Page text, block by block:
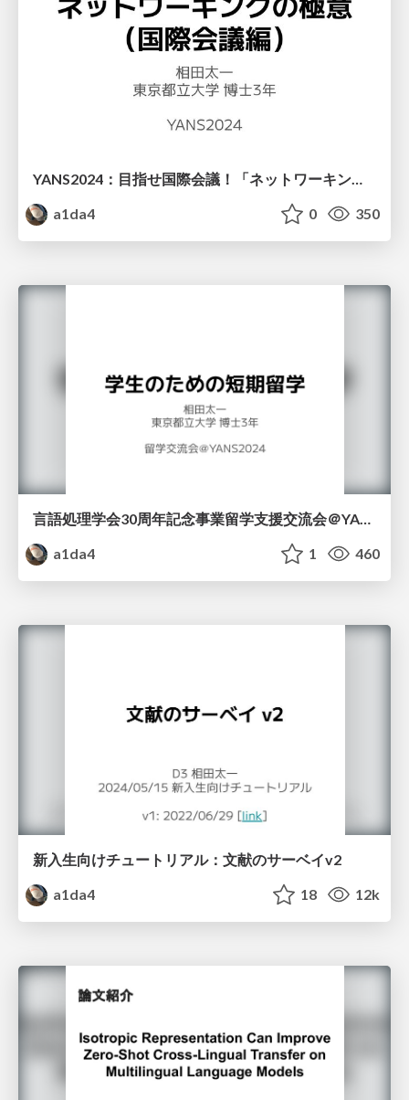
YANS2024：目指せ国際会議！「ネットワーキングの極意（国際会議編）」
a1da4
0 350
言語処理学会30周年記念事業留学支援交流会＠YANS2024：「学生のための短期留学」
a1da4
1 460
新入生向けチュートリアル：文献のサーベイv2
a1da4
18 12k